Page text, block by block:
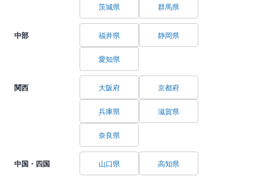
茨城県 群馬県
中部 福井県 静岡県
愛知県
関西 大阪府 京都府
兵庫県 滋賀県
奈良県
中国・四国 山口県 高知県